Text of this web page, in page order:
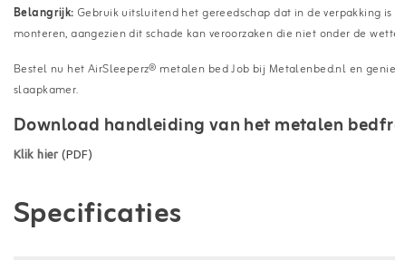
Belangrijk: Gebruik uitsluitend het gereedschap dat in de verpakking
monteren, aangezien dit schade kan veroorzaken die niet onder de
Bestel nu het AirSleeperz® metalen bed Job bij Metalenbed.nl en
slaapkamer.
Download handleiding van het metalen
Klik hier (PDF)
Specificaties